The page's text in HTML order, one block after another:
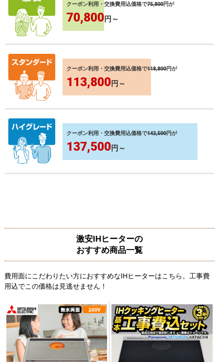
クーポン利用・交換費用込価格で75,800円が
70,800円～
クーポン利用・交換費用込価格で118,800円が
113,800円～
クーポン利用・交換費用込価格で142,500円が
137,500円～
激安IHヒーターの
おすすめ商品一覧
費用面にこだわりたい方におすすめなIHヒーターはこちら。工事費
用込でこの価格は見逃せません！